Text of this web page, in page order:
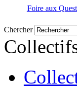
Foire aux
Chercher